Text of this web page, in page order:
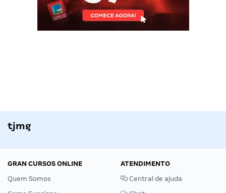
tjmg
GRAN CURSOS ONLINE
Quem Somos
ATENDIMENTO
Central de ajuda